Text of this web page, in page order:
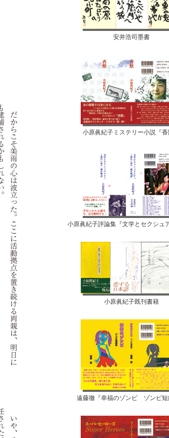
安井浩司墨書
小原眞紀子ミステリー小説『香
小原眞紀子評論集『文学とセクシュ
小原眞紀子既刊書籍
遠藤徹『幸福のゾンビ ゾンビ短